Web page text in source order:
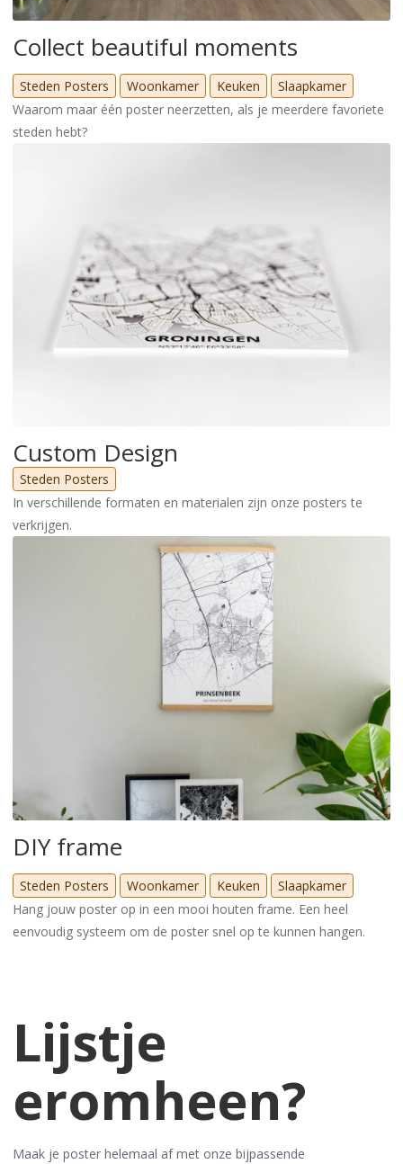
Collect beautiful moments
Steden Posters Woonkamer Keuken
Slaapkamer
Waarom maar één poster neerzetten, als je meerdere favoriete
steden hebt?
Custom Design
Steden Posters
In verschillende formaten en materialen zijn onze posters te
verkrijgen.
DIY frame
Steden Posters Woonkamer Keuken
Slaapkamer
Hang jouw poster op in een mooi houten frame. Een heel
eenvoudig systeem om de poster snel op te kunnen hangen.
Lijstje
eromheen?
Maak je poster helemaal af met onze bijpassende